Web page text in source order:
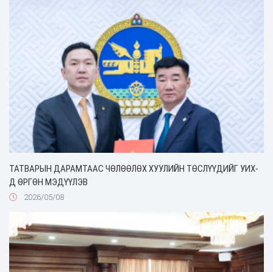
ТАТВАРЫН ДАРАМТААС ЧӨЛӨӨЛӨХ ХУУЛИЙН ТӨСЛҮҮДИЙГ УИХ-
Д ӨРГӨН МЭДҮҮЛЭВ
2026/05/08